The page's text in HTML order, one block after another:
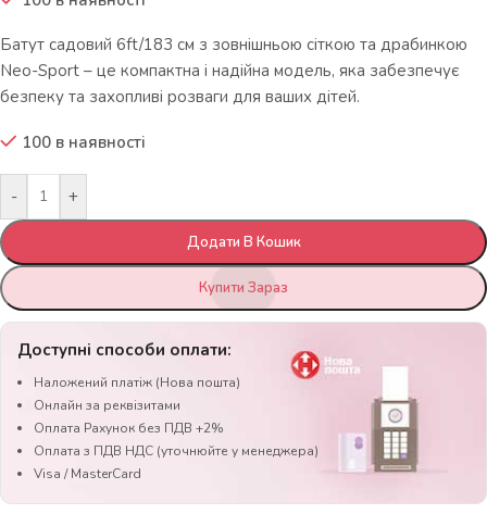
Батут садовий 6ft/183 см з зовнішньою сіткою та драбинкою
Neo-Sport – це компактна і надійна модель, яка забезпечує
безпеку та захопливі розваги для ваших дітей.
100 в наявності
- +
Додати В Кошик
Купити Зараз
Доступні способи оплати:
Наложений платіж (Нова пошта)
Онлайн за реквізитами
Оплата Рахунок без ПДВ +2%
Оплата з ПДВ НДС (уточнюйте у менеджера)
Visa / MasterCard